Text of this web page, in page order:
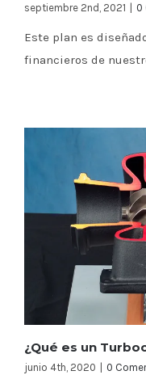
septiembre 2nd, 2021 0
Este plan es
financieros de
¿Qué es un
junio 4th, 2020 0